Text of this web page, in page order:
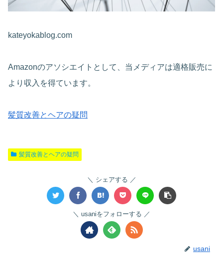
kateyokablog.com
Amazonのアソシエイトとして、当メディアは適格販売に
より収入を得ています。
髪質改善とヘアの疑問
髪質改善とヘアの疑問
シェアする
usaniをフォローする
usani